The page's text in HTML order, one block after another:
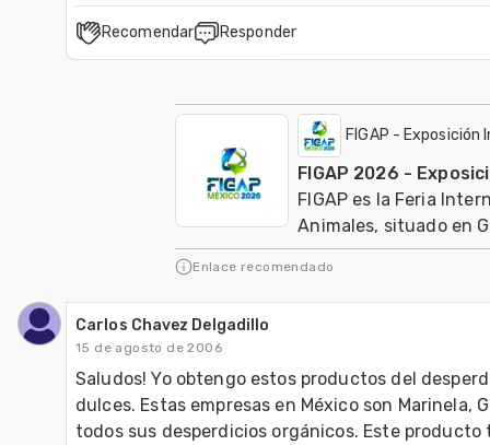
Recomendar Responder
FIGAP - Exposición
FIGAP 2026 -
FIGAP es la Feria
Animales, situado en
Enlace recomendado
Carlos Chavez Delgadillo
15 de agosto de 2006
Saludos! Yo obtengo estos productos del
dulces. Estas empresas en México son Marinela,
todos sus desperdicios orgánicos. Este